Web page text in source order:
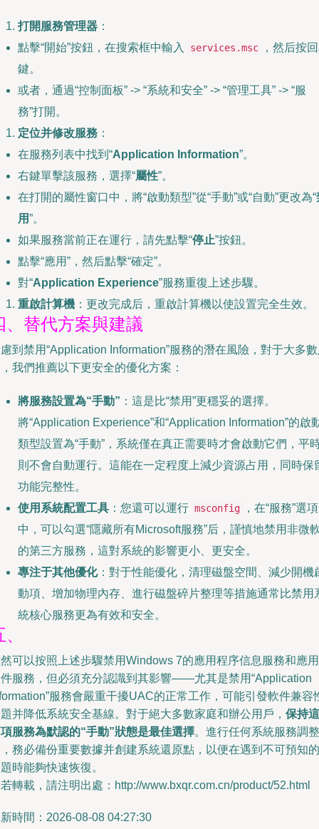
打開服務管理器 ：
點擊“開始”按鈕，在搜索框中輸入
services.msc
，然后按
鍵。
或者，通過“控制面板” -> “系統和安全” -> “管理工具” -> “服
務”打開。
定位并修改服務 ：
在服務列表中找到“Application Information”。
右鍵單擊該服務，選擇“屬性”。
在打開的屬性窗口中，將“啟動類型”從“手動”或“自動”更改為“
用”。
如果服務當前正在運行，請先點擊“停止”按鈕。
點擊“應用”，然后點擊“確定”。
對“Application Experience”服務重復上述步驟。
重啟計算機 ：更改完成后，重啟計算機以使設置完全生效。
、替代方案與建議
到禁用“Application Information”服務的潛在風險，對于大多
我們推薦以下更安全的優化方案：
將服務設置為“手動” ：這是比“禁用”更穩妥的選擇。
將“Application Experience”和“Application Information”的啟
類型設置為“手動”，系統僅在真正需要時才會啟動它們，平
則不會自動運行。這能在一定程度上減少資源占用，同時保
功能完整性。
使用系統配置工具 ：您還可以運行 msconfig
，在“服務”選
中，可以勾選“隱藏所有Microsoft服務”后，謹慎地禁用非微
的第三方服務，這對系統的影響更小、更安全。
專注于其他優化：對于性能優化，清理磁盤空間、減少開機
動項、增加物理內存、進行磁盤碎片整理等措施通常比禁用
統核心服務更為有效和安全。
可以按照上述步驟禁用Windows 7的應用程序信息服務和應用
服務，但必須充分認識到其影響——尤其是禁用“Application
服務會嚴重干擾UAC的正常工作，可能引發軟件兼容
并降低系統安全基線。對于絕大多數家庭和辦公用戶， 保持這
服務為默認的“手動”狀態是最佳選擇。進行任何系統服務調整
務必備份重要數據并創建系統還原點，以便在遇到不可預知的
時能夠快速恢復。
轉載，請注明出處：http://www.bxqr.com.cn/product/52.html
時間：2026-08-08 04:27:30